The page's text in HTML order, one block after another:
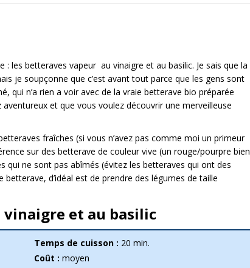
: les betteraves vapeur au vinaigre et au basilic. Je sais que la
je soupçonne que c’est avant tout parce que les gens sont
qui n’a rien a voir avec de la vraie betterave bio préparée
et que vous voulez découvrir une merveilleuse
fraîches (si vous n’avez pas comme moi un primeur
sur des betterave de couleur vive (un rouge/pourpre bien
qui ne sont pas abîmés (évitez les betteraves qui ont des
d’idéal est de prendre des légumes de taille
vinaigre et au basilic
Temps de cuisson : 20 min.
Coût : moyen